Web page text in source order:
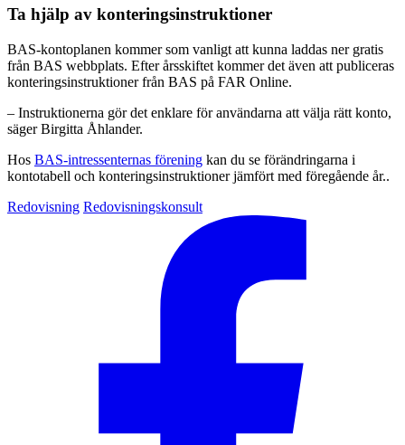
Ta hjälp av konteringsinstruktioner
BAS-kontoplanen kommer som vanligt att kunna laddas ner gratis
från BAS webbplats. Efter årsskiftet kommer det även att publiceras
konteringsinstruktioner från BAS på FAR Online.
– Instruktionerna gör det enklare för användarna att välja rätt konto,
säger Birgitta Åhlander.
Hos BAS-intressenternas förening kan du se förändringarna i
kontotabell och konteringsinstruktioner jämfört med föregående år..
Redovisning Redovisningskonsult